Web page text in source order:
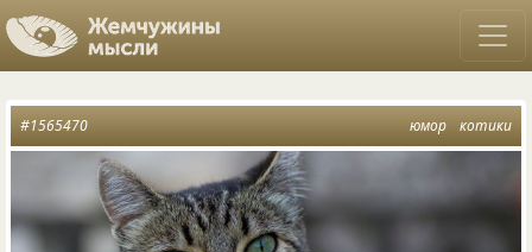
юмор котики
#1565470